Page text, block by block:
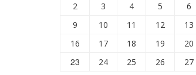
2
3 4 5 6
9
10 11 12 13
16 17 18 19 20
23
24 25 26 27